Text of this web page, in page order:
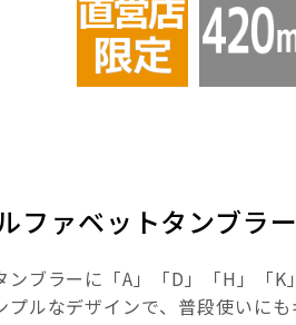
ファベットタンブラー
ンブラーに「A」「D」「H」「
ルなデザインで、普段使いにも